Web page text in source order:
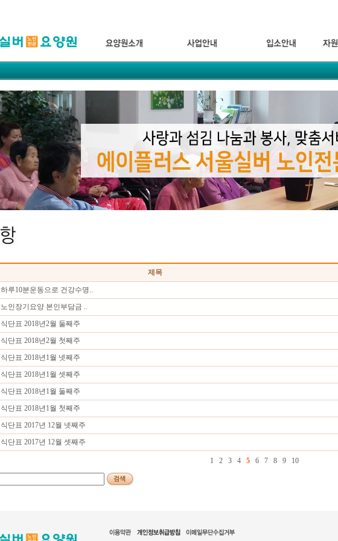
제목
하루10분운동으로 건강수명..
노인장기요양 본인부담금 ..
식단표 2018년2월 둘째주
식단표 2018년2월 첫째주
식단표 2018년1월 넷째주
식단표 2018년1월 셋째주
식단표 2018년1월 둘째주
식단표 2018년1월 첫째주
식단표 2017년 12월 넷째주
식단표 2017년 12월 셋째주
1 2 3 4 5 6 7 8 9 10